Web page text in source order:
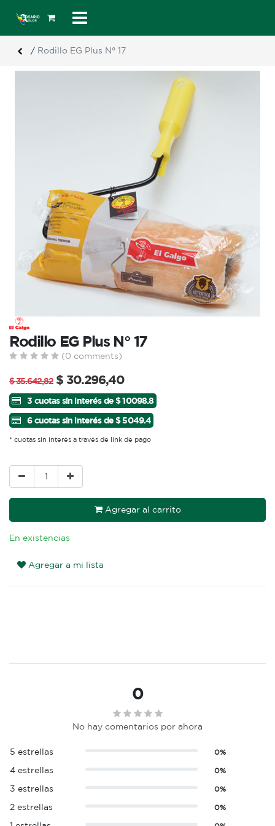
/ Rodillo EG Plus N° 17
Rodillo EG Plus N° 17
(0 comments)
$35.642,82 $ 30.296,40
3 cuotas sin interés de $ 10098.8
6 cuotas sin interés de $ 5049.4
* cuotas sin interés a través de link de pago
Agregar al carrito
En existencias
Agregar a mi lista
0
No hay comentarios por ahora
5 estrellas 0%
4 estrellas 0%
3 estrellas 0%
2 estrellas 0%